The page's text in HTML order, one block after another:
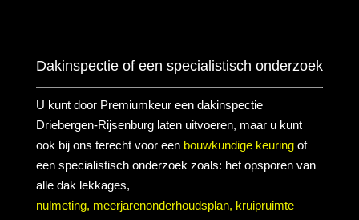
Dakinspectie of een specialistisch onderzoek
U kunt door Premiumkeur een dakinspectie
Driebergen-Rijsenburg laten uitvoeren, maar u kunt
ook bij ons terecht voor een bouwkundige keuringof
een specialistisch onderzoek zoals: het opsporen van
alle dak lekkages,
nulmeting, meerjarenonderhoudsplan, kruipruimte